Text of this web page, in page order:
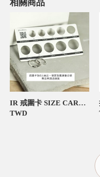
相關商品
IR 戒圍卡 SIZE CARD 飾品禮物包裝
TWD